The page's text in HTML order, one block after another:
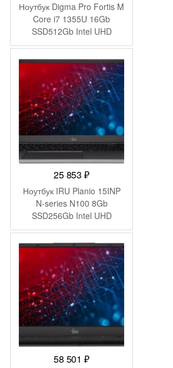
Ноутбук Digma Pro Fortis M
Core i7 1355U 16Gb
SSD512Gb Intel UHD
Graphics 15.6″ IPS FHD
(1920×1080) Windows 11
Pro grey WiFi BT Cam
4250mAh (DN15P7-
ADXW05)
25 853₽
Ноутбук IRU Planio 15INP
N-series N100 8Gb
SSD256Gb Intel UHD
Graphics 15.6″ IPS FHD
(1920×1080) FreeDOS grey
WiFi BT Cam 5000mAh
(2023738)
58 501₽